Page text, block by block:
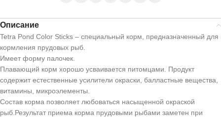
Описание
Tetra Pond Color Sticks – специальный корм, предназначенный для
кормления прудовых рыб.
Имеет форму палочек.
Плавающий корм хорошо усваивается питомцами. Продукт
содержит естественные усилители окраски, балластные вещества,
витамины, микроэлементы.
Состав корма позволяет любоваться насыщенной окраской
рыб.Результат приема корма прудовыми рыбами заметен при